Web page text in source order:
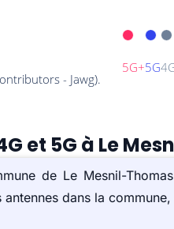
et 5G à Le
de Le Mesnil-
dans la